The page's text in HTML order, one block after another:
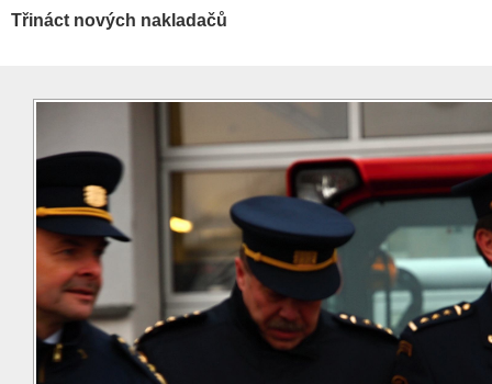
Třináct nových nakladačů